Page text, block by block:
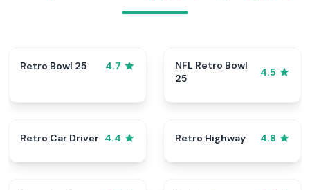
Retro Bowl 25 4.7
NFL Retro Bowl
25
4.5
Retro Car Driver 4.4 Retro Highway 4.8